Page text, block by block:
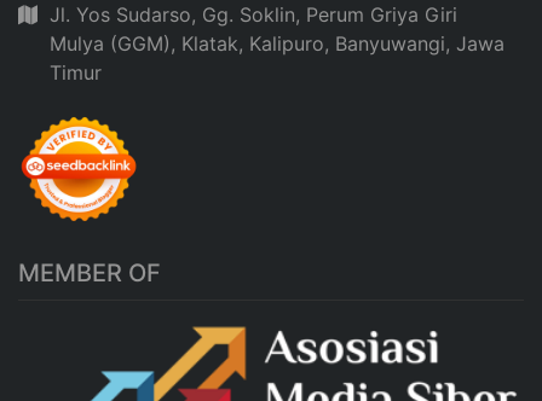
Jl. Yos Sudarso, Gg. Soklin, Perum Griya Giri
Mulya (GGM), Klatak, Kalipuro, Banyuwangi, Jawa
Timur
MEMBER OF